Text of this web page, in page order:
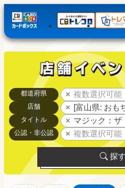
都道府県 複数選択可能
店舗 [富山県: おも
タイトル マジック：ザ
公認・非公認 複数選択可能
探す